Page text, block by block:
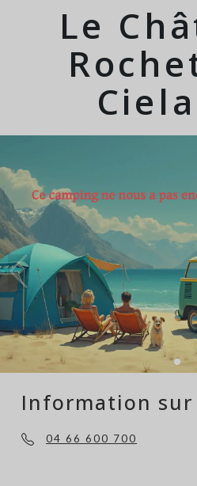
Le
Information sur
04 66 600 700